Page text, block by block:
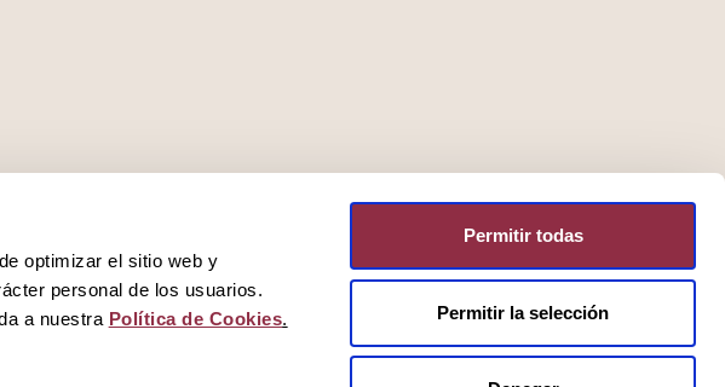
optimizar el sitio web y
personal de los usuarios.
a nuestra Política de Cookies.
Permitir todas
Permitir la selección